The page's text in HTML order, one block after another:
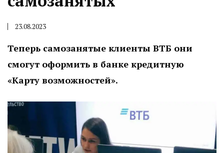
23.08.2023
Теперь самозанятые клиенты ВТБ они
смогут оформить в банке кредитную
«Карту возможностей».